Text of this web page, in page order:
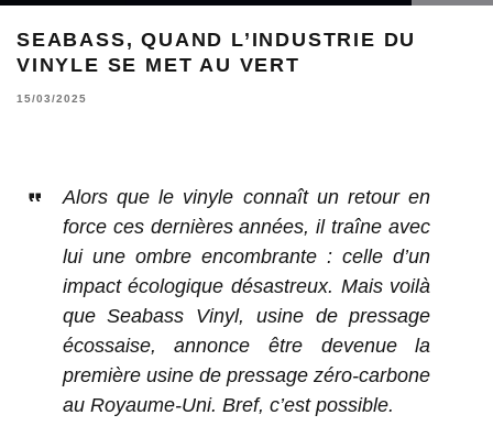
SEABASS, QUAND L’INDUSTRIE DU
VINYLE SE MET AU VERT
15/03/2025
Alors que le vinyle connaît un retour en
force ces dernières années, il traîne avec
lui une ombre encombrante : celle d’un
impact écologique désastreux. Mais voilà
que Seabass Vinyl, usine de pressage
écossaise, annonce être devenue la
première usine de pressage zéro-carbone
au Royaume-Uni. Bref, c’est possible.